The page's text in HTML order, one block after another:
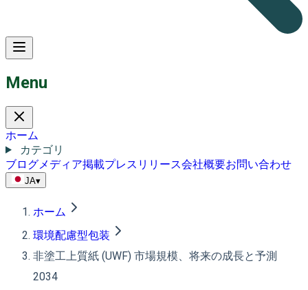
Menu
ホーム
カテゴリ
ブログメディア掲載プレスリリース会社概要お問い合わせ
JA▾
ホーム
環境配慮型包装
非塗工上質紙 (UWF) 市場規模、将来の成長と予測
2034